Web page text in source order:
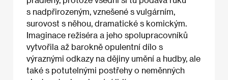
s nadpřirozeným, vznešené s vulgárním,
surovost s něhou, dramatické s komickým.
Imaginace režiséra a jeho spolupracovníků
vytvořila až barokně opulentní dílo s
výraznými odkazy na dějiny umění a hudby, ale
také s potutelnými postřehy o neměnných